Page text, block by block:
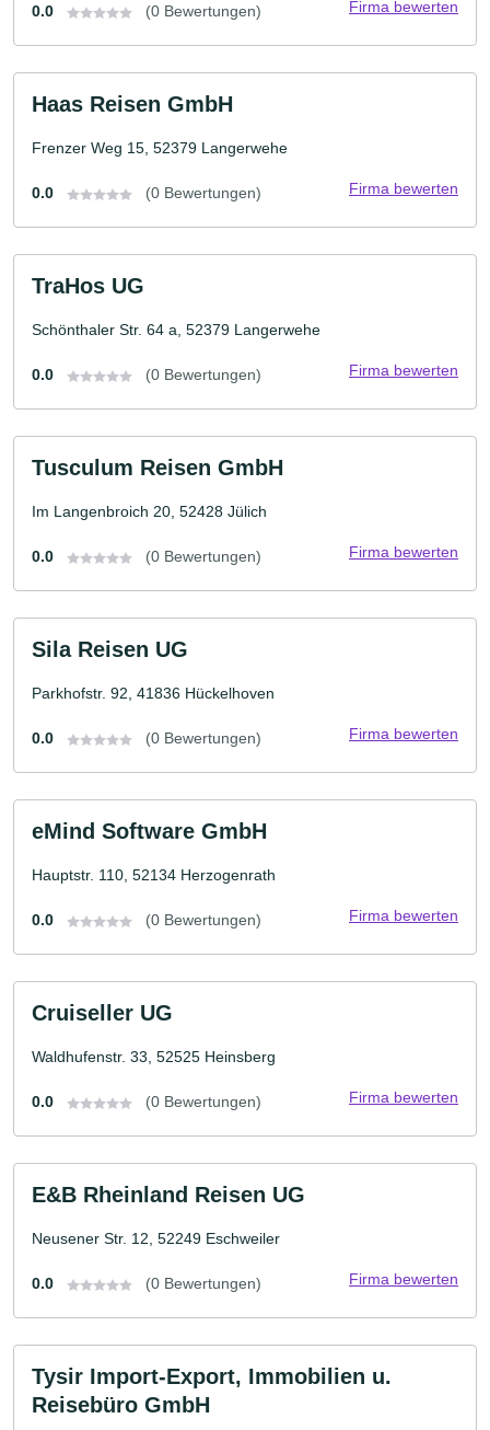
0.0 (0 Bewertungen) Firma bewerten
Haas Reisen GmbH
Frenzer Weg 15, 52379 Langerwehe
0.0 (0 Bewertungen) Firma bewerten
TraHos UG
Schönthaler Str. 64 a, 52379 Langerwehe
0.0 (0 Bewertungen) Firma bewerten
Tusculum Reisen GmbH
Im Langenbroich 20, 52428 Jülich
0.0 (0 Bewertungen) Firma bewerten
Sila Reisen UG
Parkhofstr. 92, 41836 Hückelhoven
0.0 (0 Bewertungen) Firma bewerten
eMind Software GmbH
Hauptstr. 110, 52134 Herzogenrath
0.0 (0 Bewertungen) Firma bewerten
Cruiseller UG
Waldhufenstr. 33, 52525 Heinsberg
0.0 (0 Bewertungen) Firma bewerten
E&B Rheinland Reisen UG
Neusener Str. 12, 52249 Eschweiler
0.0 (0 Bewertungen) Firma bewerten
Tysir Import-Export, Immobilien u.
Reisebüro GmbH